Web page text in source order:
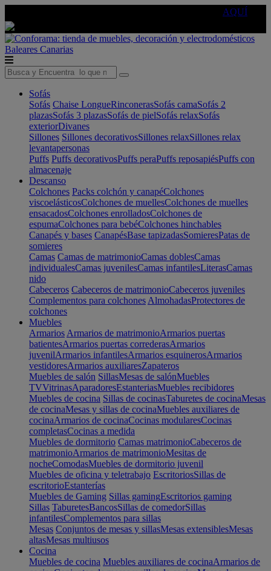
AQUÍ
Baleares Canarias
Sofás
Sofás Chaise LongueRinconerasSofás camaSofás 2
plazasSofás 3 plazasSofás de pielSofás relaxSofás
exteriorDivanes
Sillones Sillones decorativosSillones relaxSillones relax
levantapersonas
Puffs Puffs decorativosPuffs peraPuffs reposapiésPuffs con
almacenaje
Descanso
Colchones Packs colchón y canapéColchones
viscoelásticosColchones de muellesColchones de muelles
ensacadosColchones enrolladosColchones de
espumaColchones para bebéColchones hinchables
Canapés y bases CanapésBase tapizadasSomieresPatas de
somieres
Camas Camas de matrimonioCamas doblesCamas
individualesCamas juvenilesCamas infantilesLiterasCamas
nido
Cabeceros Cabeceros de matrimonioCabeceros juveniles
Complementos para colchones AlmohadasProtectores de
colchones
Muebles
Armarios Armarios de matrimonioArmarios puertas
batientesArmarios puertas correderasArmarios
juvenilArmarios infantilesArmarios esquinerosArmarios
vestidoresArmarios auxiliaresZapateros
Muebles de salón SillasMesas de salónMuebles
TVVitrinasAparadoresEstanteriasMuebles recibidores
Muebles de cocina Sillas de cocinasTaburetes de cocinaMesas
de cocinaMesas y sillas de cocinaMuebles auxiliares de
cocinaArmarios de cocinaCocinas modularesCocinas
completasCocinas a medida
Muebles de dormitorio Camas matrimonioCabeceros de
matrimonioArmarios de matrimonioMesitas de
nocheComodasMuebles de dormitorio juvenil
Muebles de oficina y teletrabajo EscritoriosSillas de
escritorioEstanterías
Muebles de Gaming Sillas gamingEscritorios gaming
Sillas TaburetesBancosSillas de comedorSillas
infantilesComplementos para sillas
Mesas Conjuntos de mesas y sillasMesas extensiblesMesas
altasMesas multiusos
Cocina
Muebles de cocina Muebles auxiliares de cocinaArmarios de